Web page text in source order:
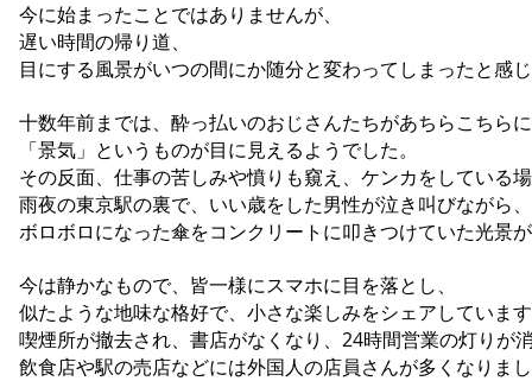
今に始まったことではありませんが、
遅い時間の帰り道、
目にする風景がいつの間にか随分と変わってしまったと感
十数年前までは、酔っ払いのおじさんたちがあちらこちら
「景気」というものが目に見えるようでした。
その反面、仕事の苦しみや憤りも窺え、ケンカをしている
雨夜の東京駅の裏で、いい歳をした男性が泣き叫びながら、
ボロボロになった傘をコンクリートに叩きつけていた光景
今は静かなもので、皆一様にスマホに目を落とし、
似たような地味な格好で、小さな楽しみをシェアしていま
喫煙所が撤去され、書店がなくなり、24時間営業の灯りが
飲食店や駅の売店などには外国人の店員さんが多くなりま